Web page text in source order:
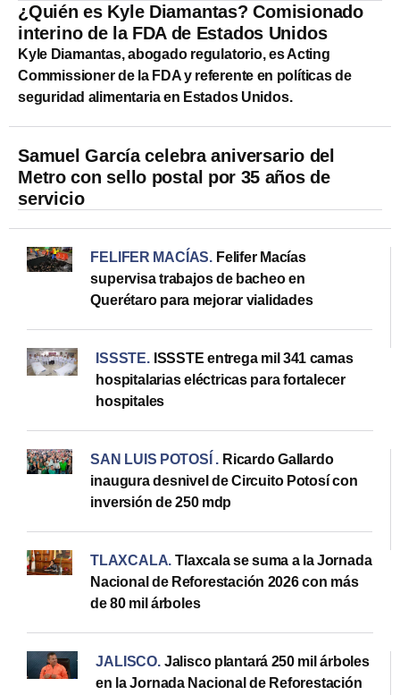
¿Quién es Kyle Diamantas? Comisionado
interino de la FDA de Estados Unidos
Kyle Diamantas, abogado regulatorio, es Acting
Commissioner de la FDA y referente en políticas de
seguridad alimentaria en Estados Unidos.
Samuel García celebra aniversario del
Metro con sello postal por 35 años de
servicio
FELIFER MACÍAS. Felifer Macías
supervisa trabajos de bacheo en
Querétaro para mejorar vialidades
ISSSTE. ISSSTE entrega mil 341 camas
hospitalarias eléctricas para fortalecer
hospitales
SAN LUIS POTOSÍ . Ricardo Gallardo
inaugura desnivel de Circuito Potosí con
inversión de 250 mdp
TLAXCALA. Tlaxcala se suma a la Jornada
Nacional de Reforestación 2026 con más
de 80 mil árboles
JALISCO. Jalisco plantará 250 mil árboles
en la Jornada Nacional de Reforestación